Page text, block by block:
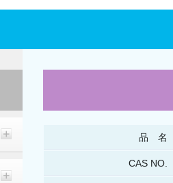
品 名
CAS NO.